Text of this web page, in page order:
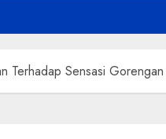
Terhadap Sensasi